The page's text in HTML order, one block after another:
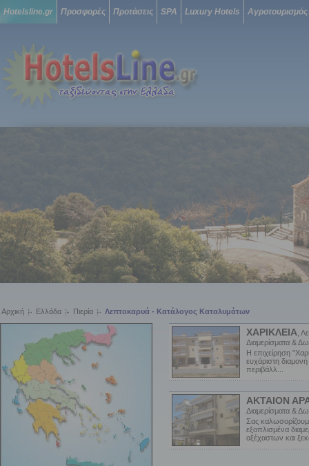
Hotelsline.gr Προσφορές Προτάσεις SPA Luxury Hotels Αγροτουρισμός
Αρχική Ελλάδα Πιερία Λεπτοκαρυά - Κατάλογος Καταλυμάτων
ΧΑΡΙΚΛΕΙΑ ,
Διαμερίσματα &
Η επιχείρηση
ευχάριστη
περιβάλλ...
AKTAION
Διαμερίσματα &
Σας
εξοπλισμένα
αξέχαστων και